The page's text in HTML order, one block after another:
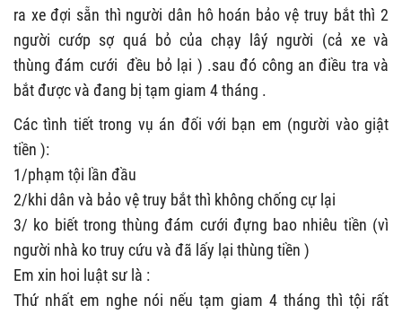
ra xe đợi sẵn thì người dân hô hoán bảo vệ truy bắt thì 2
người cướp sợ quá bỏ của chạy lâý người (cả xe và
thùng đám cưới đều bỏ lại ) .sau đó công an điều tra và
bắt được và đang bị tạm giam 4 tháng .
Các tình tiết trong vụ án đối với bạn em (người vào giật
tiền ):
1/phạm tội lần đầu
2/khi dân và bảo vệ truy bắt thì không chống cự lại
3/ ko biết trong thùng đám cưới đựng bao nhiêu tiền (vì
người nhà ko truy cứu và đã lấy lại thùng tiền )
Em xin hoi luật sư là :
Thứ nhất em nghe nói nếu tạm giam 4 tháng thì tội rất